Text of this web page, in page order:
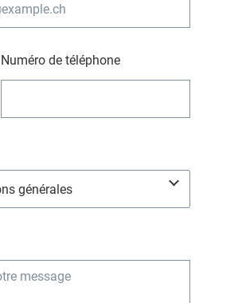
Numéro de téléphone